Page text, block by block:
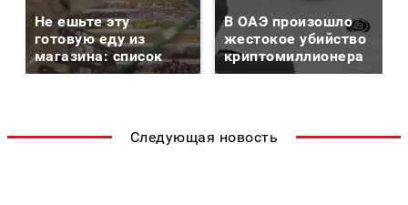
Не ешьте эту
готовую еду из
магазина: список
В ОАЭ произошло
жестокое убийство
криптомиллионера
Следующая новость